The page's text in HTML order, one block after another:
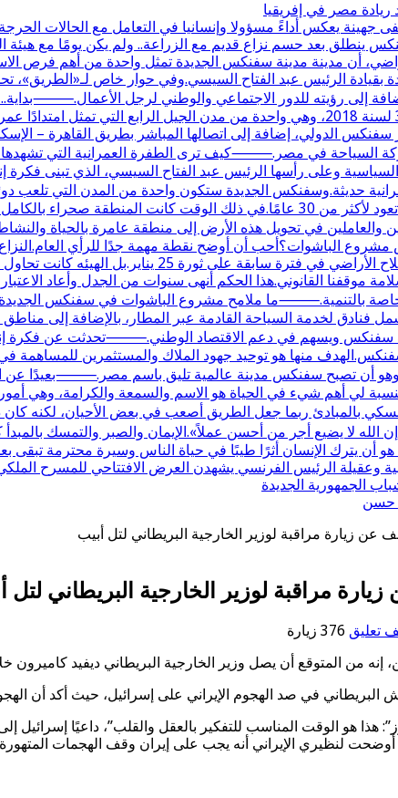
ريادة مصر في إفريقيا
يعكس أداءً مسؤولا وإنسانيا في التعامل مع الحالات الحرجة
بعد حسم نزاع قديم مع الزراعة.. ولم يكن يومًا مع
أن مدينة مدينة سفنكس الجديدة تمثل واحدة من أهم فرص
بقيادة الرئيس عبد الفتاح السيسي.وفي حوار خاص لـ«الطريق»،
إضافة إلى رؤيته للدور الاجتماعي والوطني لرجل
الدولي، إضافة إلى اتصالها المباشر بطريق القاهرة –
السياحة في مصر.⸻كيف ترى الطفرة العمرانية التي
وعلى رأسها الرئيس عبد الفتاح السيسي، الذي تبنى فكرة
حديثة.وسفنكس الجديدة ستكون واحدة من المدن التي
كيف بدأت علاقتكم بها؟علاقتنا بالمنطقة تعود لأكثر من 30 عامًا.في
والعاملين في تحويل هذه الأرض إلى منطقة عامرة بالحياة
مشروع الباشوات؟أحب أن أوضح نقطة مهمة جدًا للرأي
في أصلها كانت مع وزارة الزراعة
موقفنا القانوني.هذا الحكم أنهى سنوات من الجدل وأعاد
لخدمة السياحة القادمة عبر المطار، بالإضافة إلى مناطق
سفنكس ويسهم في دعم الاقتصاد الوطني.⸻تحدثت عن فكرة
منها هو توحيد جهود الملاك والمستثمرين للمساهمة في
وهو أن تصبح سفنكس مدينة عالمية تليق باسم مصر.⸻بعيدًا
لي أهم شيء في الحياة هو الاسم والسمعة والكرامة، وهي
بالمبادئ ربما جعل الطريق أصعب في بعض الأحيان، لكنه
الله لا يضيع أجر من أحسن عملاً».الإيمان والصبر والتمسك
أن يترك الإنسان أثرًا طيبًا في حياة الناس وسيرة محترمة تبقى
وعقيلة الرئيس الفرنسي يشهدن العرض الافتتاحي للمسرح
الجمهورية الجديدة
حسن
عن زيارة مراقبة لوزير الخارجية البريطاني لتل أبيب
مراقبة لوزير الخارجية البريطاني لتل
تعليق 376 زيارة
إنه من المتوقع أن يصل وزير الخارجية البريطاني ديفيد
في صد الهجوم الإيراني على إسرائيل، حيث أكد أن
هو الوقت المناسب للتفكير بالعقل والقلب”، داعيًا إسرائيل
أوضحت لنظيري الإيراني أنه يجب على إيران وقف الهجمات